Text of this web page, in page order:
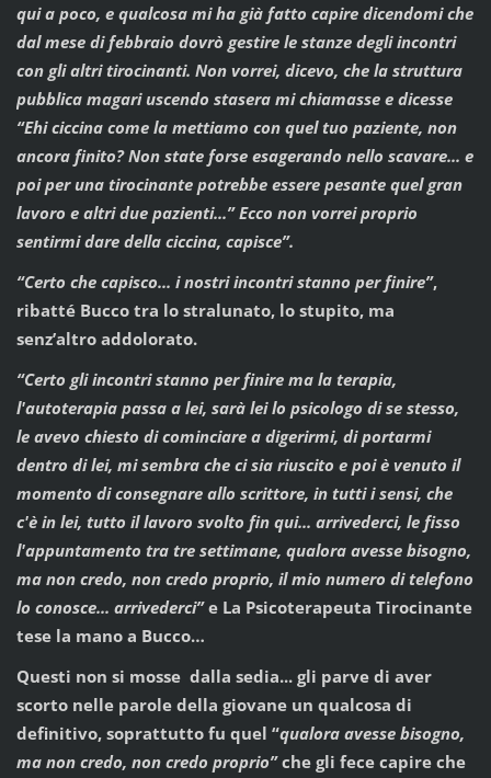
qui a poco, e qualcosa mi ha già fatto capire dicendomi che
dal mese di febbraio dovrò gestire le stanze degli incontri
con gli altri tirocinanti. Non vorrei, dicevo, che la struttura
pubblica magari uscendo stasera mi chiamasse e dicesse
“Ehi ciccina come la mettiamo con quel tuo paziente, non
ancora finito? Non state forse esagerando nello scavare... e
poi per una tirocinante potrebbe essere pesante quel gran
lavoro e altri due pazienti...” Ecco non vorrei proprio
sentirmi dare della ciccina, capisce”.
“Certo che capisco... i nostri incontri stanno per finire”,
ribatté Bucco tra lo stralunato, lo stupito, ma
senz’altro addolorato.
“Certo gli incontri stanno per finire ma la terapia,
l'autoterapia passa a lei, sarà lei lo psicologo di se stesso,
le avevo chiesto di cominciare a digerirmi, di portarmi
dentro di lei, mi sembra che ci sia riuscito e poi è venuto il
momento di consegnare allo scrittore, in tutti i sensi, che
c'è in lei, tutto il lavoro svolto fin qui... arrivederci, le fisso
l'appuntamento tra tre settimane, qualora avesse bisogno,
ma non credo, non credo proprio, il mio numero di telefono
lo conosce... arrivederci”e La Psicoterapeuta Tirocinante
tese la mano a Bucco…
Questi non si mosse dalla sedia... gli parve di aver
scorto nelle parole della giovane un qualcosa di
definitivo, soprattutto fu quel “qualora avesse bisogno,
ma non credo, non credo proprio”che gli fece capire che